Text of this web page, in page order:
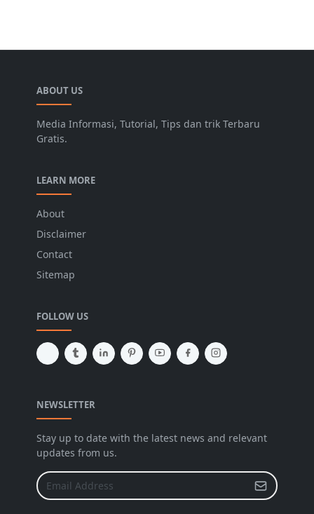
ABOUT US
Media Informasi, Tutorial, Tips dan trik Terbaru
Gratis.
LEARN MORE
About
Disclaimer
Contact
Sitemap
FOLLOW US
NEWSLETTER
Stay up to date with the latest news and relevant
updates from us.